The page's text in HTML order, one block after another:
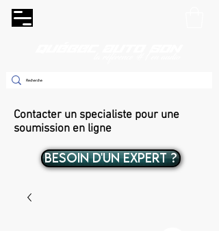
Contacter un specialiste pour une
soumission en ligne
BESOIN D'UN EXPERT ?